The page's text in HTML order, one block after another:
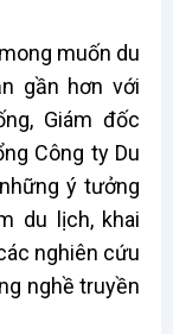
muốn du
gần hơn với
Giám đốc
Công ty Du
ý tưởng
du lịch, khai
nghiên cứu
nghề truyền